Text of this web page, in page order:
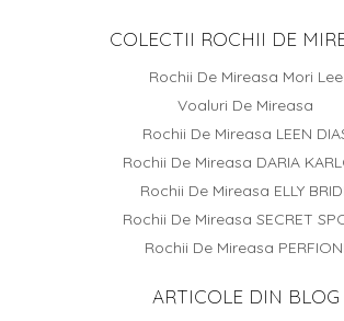
COLECTII ROCHII DE
Rochii De Mireasa Mori Lee
Voaluri De Mireasa
Rochii De Mireasa LEEN
Rochii De Mireasa DARIA
Rochii De Mireasa ELLY
Rochii De Mireasa SECRET
Rochii De Mireasa PERFIONI
ARTICOLE DIN BLOG